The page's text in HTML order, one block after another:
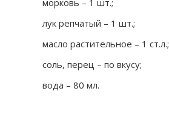
лук репчатый – 1 шт.;
масло растительное – 1 ст.л.;
соль, перец – по вкусу;
вода – 80 мл.